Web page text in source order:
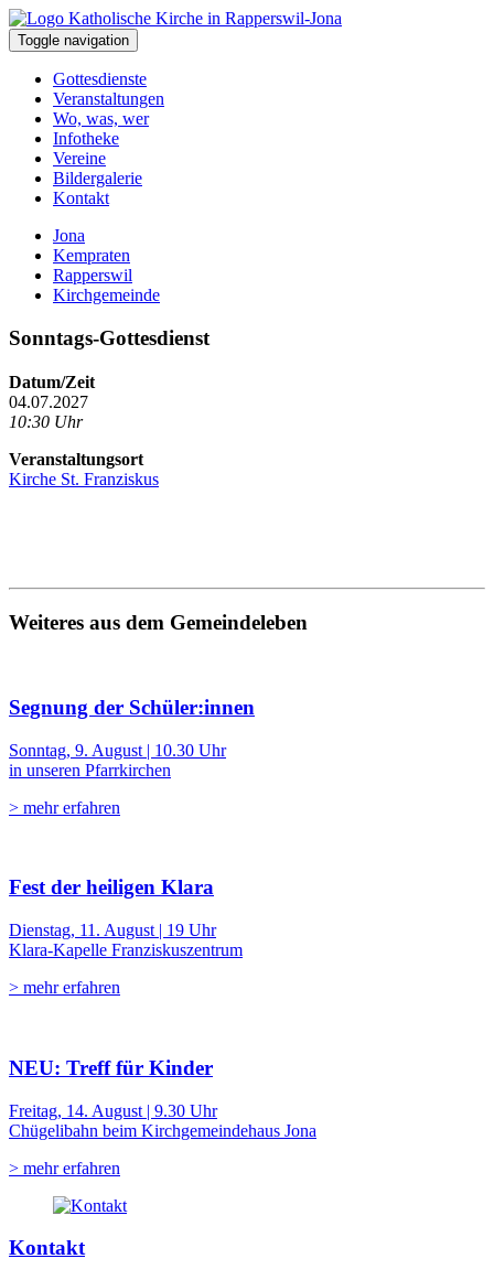
Toggle navigation
Gottesdienste
Veranstaltungen
Wo, was, wer
Infotheke
Vereine
Bildergalerie
Kontakt
Jona
Kempraten
Rapperswil
Kirchgemeinde
Sonntags-Gottesdienst
Datum/Zeit
04.07.2027
10:30 Uhr
Veranstaltungsort
Kirche St. Franziskus
Weiteres aus dem Gemeindeleben
Segnung der Schüler:innen
Sonntag, 9. August | 10.30 Uhr
in unseren Pfarrkirchen
> mehr erfahren
Fest der heiligen Klara
Dienstag, 11. August | 19 Uhr
Klara-Kapelle Franziskuszentrum
> mehr erfahren
NEU: Treff für Kinder
Freitag, 14. August | 9.30 Uhr
Chügelibahn beim Kirchgemeindehaus Jona
> mehr erfahren
Kontakt